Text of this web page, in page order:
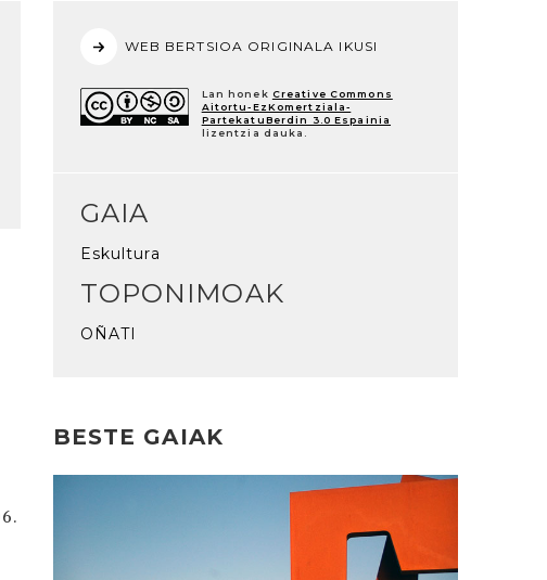
WEB BERTSIOA ORIGINALA IKUSI
Lan honek Creative Commons
Aitortu-EzKomertziala-
PartekatuBerdin 3.0 Espainia
lizentzia dauka.
GAIA
Eskultura
TOPONIMOAK
OÑATI
BESTE GAIAK